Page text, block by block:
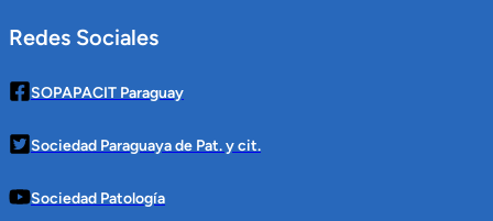
Redes Sociales
SOPAPACIT Paraguay
Sociedad Paraguaya de Pat. y cit.
Sociedad Patología